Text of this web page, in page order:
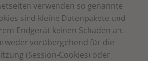
verwenden so genannte
sind kleine Datenpakete und
Endgerät keinen Schaden an.
vorübergehend für die
(Session-Cookies) oder